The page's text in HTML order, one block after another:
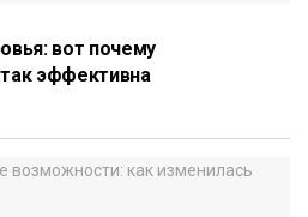
вот почему
эффективна